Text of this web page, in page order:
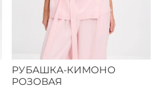
РУБАШКА-КИМОНО
РОЗОВАЯ